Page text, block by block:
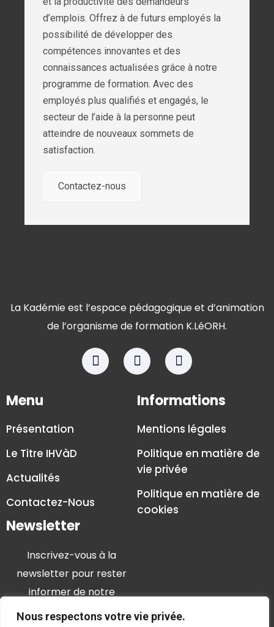
Nous respectons votre vie privée.
d’emplois. Offrez à de futurs employés la
possibilité de développer des
compétences innovantes et des
connaissances actualisées grâce à notre
programme de formation. Avec des
employés plus qualifiés et engagés, le
secteur de l’aide à la personne peut
atteindre de nouveaux sommets de
satisfaction.
Contactez-nous
La Kadémie est l’espace pédagogique et d’animation
de l’organisme de formation K.LéORH.
Menu
Présentation
Le Titre IHVàD
Actualités
Contactez-Nous
Informations
Mentions légales
Politique en matière de
vie privée
Politique en matière de
cookies
Newsletter
Inscrivez-vous à la
newsletter pour rester
informer de notre
actualité